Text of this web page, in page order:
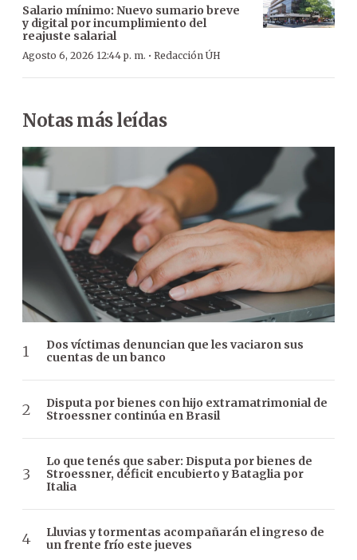
Salario mínimo: Nuevo sumario breve
y digital por incumplimiento del
reajuste salarial
Agosto 6, 2026 12:44 p. m. · Redacción ÚH
Notas más leídas
Dos víctimas denuncian que les vaciaron sus
cuentas de un banco
Disputa por bienes con hijo extramatrimonial de
Stroessner continúa en Brasil
Lo que tenés que saber: Disputa por bienes de
Stroessner, déficit encubierto y Bataglia por
Italia
Lluvias y tormentas acompañarán el ingreso de
un frente frío este jueves